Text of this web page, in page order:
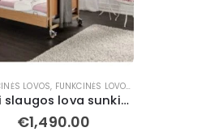
LOVOS, FUNKCINĖS LOVOS
Plati slaugos lova sunkiasvoriui
€1,490.00